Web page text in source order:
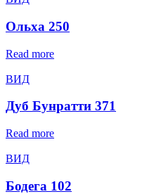
Ольха 250
Read more
ВИД
Дуб Бунратти 371
Read more
ВИД
Бодега 102